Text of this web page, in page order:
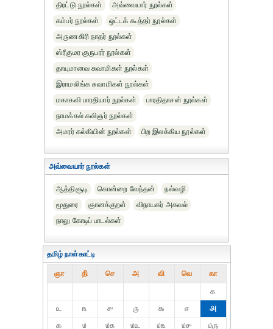
திரட்டு நூல்கள்
அவ்வையார் நூல்கள்
கம்பர் நூல்கள்
ஒட்டக் கூத்தர் நூல்கள்
அருணகிரி நாதர் நூல்கள்
ஸ்ரீகுமர குருபரர் நூல்கள்
தாயுமானவ சுவாமிகள் நூல்கள்
இராமலிங்க சுவாமிகள் நூல்கள்
மகாகவி பாரதியார் நூல்கள்
பாரதிதாசன் நூல்கள்
நாமக்கல் கவிஞர் நூல்கள்
அமரர் கல்கியின் நூல்கள்
பிற இலக்கிய நூல்கள்
அவ்வையார் நூல்கள்
ஆத்திசூடி கொன்றை வேந்தன்
நல்வழி
மூதுரை
ஞானக்குறள்
விநாயகர் அகவல்
நாலு கோடிப் பாடல்கள்
தமிழ் நாள்காட்டி
ஞா தி் செ அ வி வெ கா
௧
௨
௩ ௪ ௫ ௬ ௭
௮
௯
௰ ௰௧ ௰௨ ௰௩ ௰௪ ௰௫